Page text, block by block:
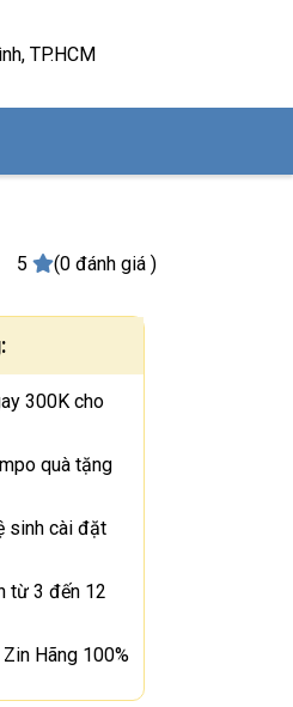
TP.HCM
5 (0 đánh giá )
:
300K cho
quà tặng
sinh cài đặt
từ 3 đến 12
Hãng 100%